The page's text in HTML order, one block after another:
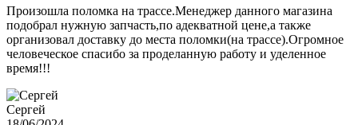
Произошла поломка на трассе.Менеджер данного магазина
подобрал нужную запчасть,по адекватной цене,а также
организовал доставку до места поломки(на трассе).Огромное
человеческое спасибо за проделанную работу и уделенное
время!!!
Сергей